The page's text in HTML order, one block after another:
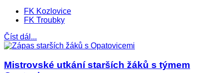
FK Kozlovice
FK Troubky
Číst dál...
Mistrovské utkání starších žáků s týmem